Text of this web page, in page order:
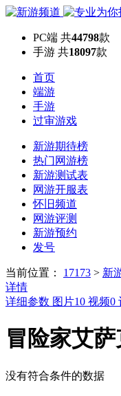
PC端 共44798款
手游 共18097款
首页
端游
手游
过审游戏
新游期待榜
热门网游榜
新游测试表
网游开服表
怀旧频道
网游评测
新游预约
发号
当前位置： 17173 > 新
详情
详细参数 图片10 视频0
冒险家艾
没有符合条件的数据